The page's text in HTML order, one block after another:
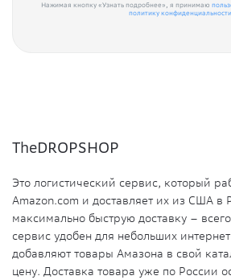
Нажимая кнопку «Узнать подробнее», я принимаю
политику конфиденциальности
TheDROPSHOP
Это логистический сервис, который
Amazon.com и доставляет их из США в
максимально быструю доставку –
сервис удобен для небольших
добавляют товары Амазона в свой
цену. Доставка товара уже по России